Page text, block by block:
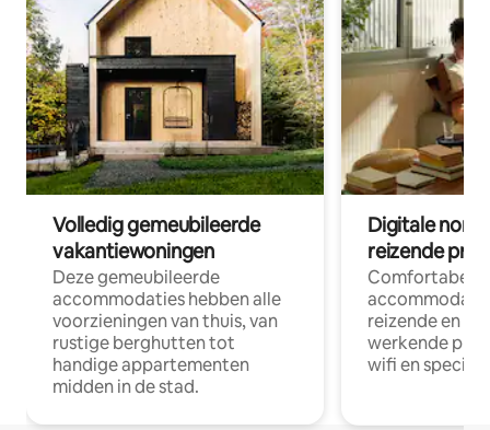
Volledig gemeubileerde
vakantiewoningen
Deze gemeubileerde
accommodaties hebben alle
voorzieningen van thuis, van
rustige berghutten tot
handige appartementen
midden in de stad.
Digitale
reizende
Comfortabele
reizende en
werkende
wifi en